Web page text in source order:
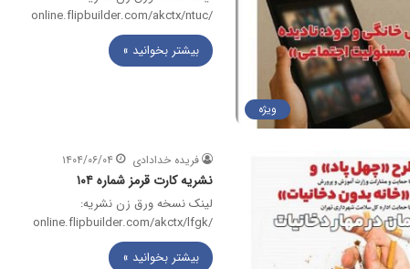
ویژه
/online.flipbuilder.com/akctx/ntuc
بیشتر بخوانید »
فریده خدادادی ۱۴۰۴/۰۶/۰۴
نشریه کارت قرمز شماره ۱۰۴
لینک نسخه ورق زن نشریه:
/online.flipbuilder.com/akctx/lfgk
بیشتر بخوانید »